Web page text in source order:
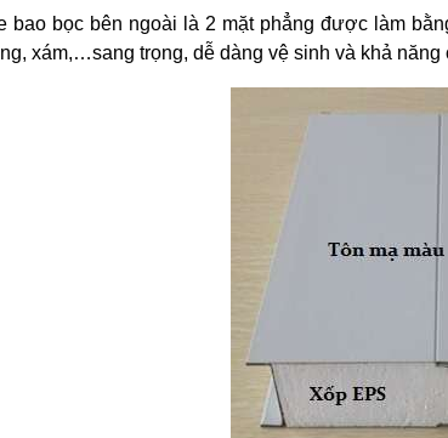
bao bọc bên ngoài là 2 mặt phẳng được làm
xám,…sang trọng, dễ dàng vệ sinh và khả